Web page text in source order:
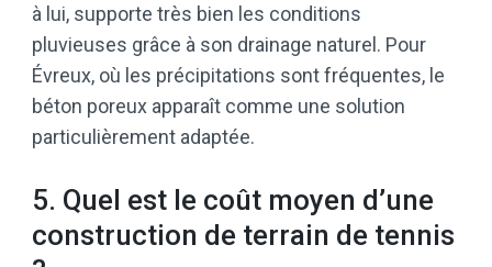
à lui, supporte très bien les conditions
pluvieuses grâce à son drainage naturel. Pour
Évreux, où les précipitations sont fréquentes, le
béton poreux apparaît comme une solution
particulièrement adaptée.
5. Quel est le coût moyen d’une
construction de terrain de tennis